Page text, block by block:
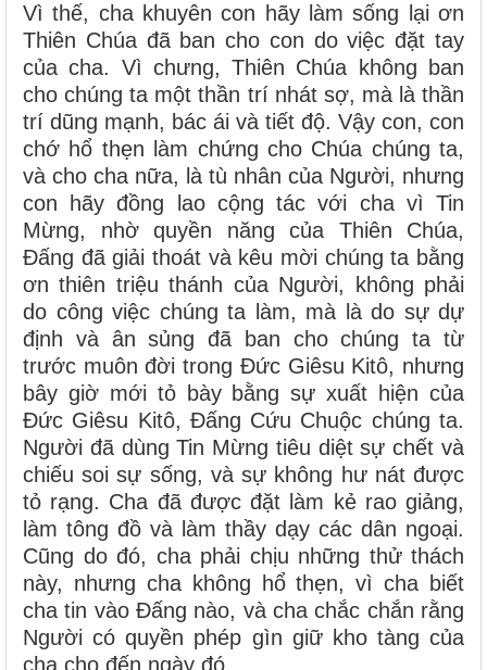
Vì thế, cha khuyên con hãy làm sống lại ơn
Thiên Chúa đã ban cho con do việc đặt tay
của cha. Vì chưng, Thiên Chúa không ban
cho chúng ta một thần trí nhát sợ, mà là thần
trí dũng mạnh, bác ái và tiết độ. Vậy con, con
chớ hổ thẹn làm chứng cho Chúa chúng ta,
và cho cha nữa, là tù nhân của Người, nhưng
con hãy đồng lao cộng tác với cha vì Tin
Mừng, nhờ quyền năng của Thiên Chúa,
Ðấng đã giải thoát và kêu mời chúng ta bằng
ơn thiên triệu thánh của Người, không phải
do công việc chúng ta làm, mà là do sự dự
định và ân sủng đã ban cho chúng ta từ
trước muôn đời trong Ðức Giêsu Kitô, nhưng
bây giờ mới tỏ bày bằng sự xuất hiện của
Ðức Giêsu Kitô, Ðấng Cứu Chuộc chúng ta.
Người đã dùng Tin Mừng tiêu diệt sự chết và
chiếu soi sự sống, và sự không hư nát được
tỏ rạng. Cha đã được đặt làm kẻ rao giảng,
làm tông đồ và làm thầy dạy các dân ngoại.
Cũng do đó, cha phải chịu những thử thách
này, nhưng cha không hổ thẹn, vì cha biết
cha tin vào Ðấng nào, và cha chắc chắn rằng
Người có quyền phép gìn giữ kho tàng của
cha cho đến ngày đó.